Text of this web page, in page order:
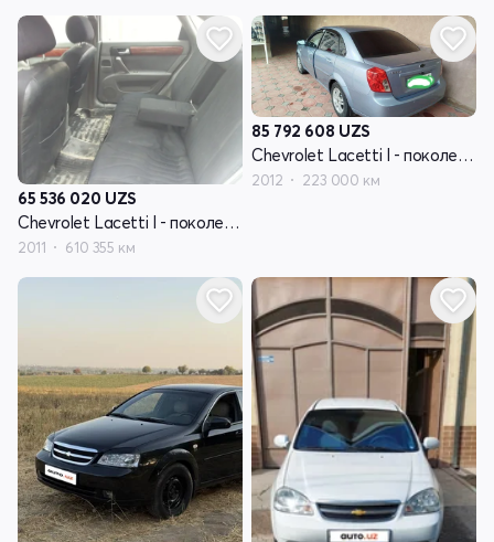
65 536 020 UZS
Chevrolet Lacetti I - поколение
2011 610 355 км
85 792 608 UZS
Chevrolet Lacetti I - поколение
2012 223 000 км